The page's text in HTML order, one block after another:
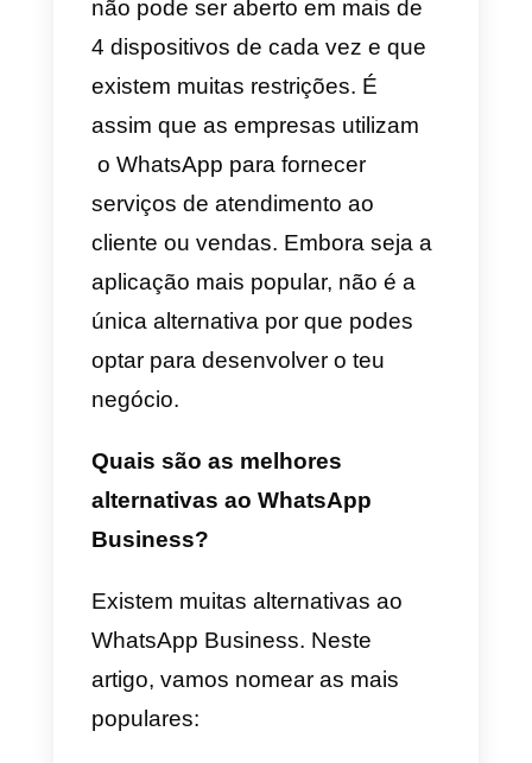
abrangidas pelo WhatsApp
Business. Contudo, há
ferramentasfocadas em
centralizar todas as conversas
recebidas no WhatsApp e em
distribuí-las por uma plataforma
multiagente.
Isto é sem dúvida uma grande
não pode ser aberto em mais de
4 dispositivos de cada vez e que
existem muitas restrições. É
assim que as empresas utilizam
o WhatsApp para fornecer
serviços de atendimento ao